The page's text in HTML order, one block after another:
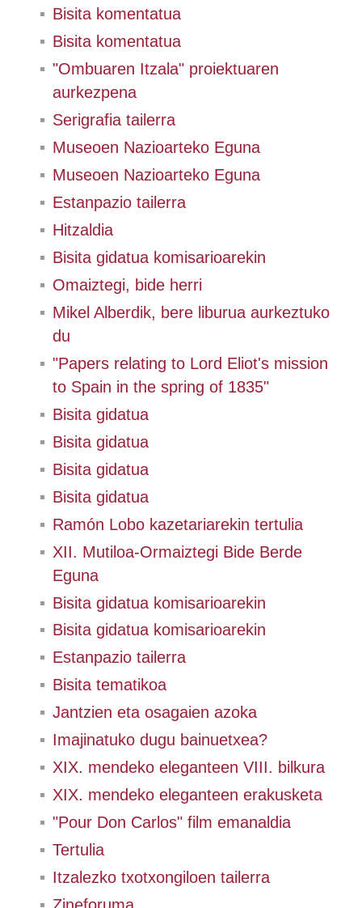
Bisita komentatua
Bisita komentatua
"Ombuaren Itzala" proiektuaren
aurkezpena
Serigrafia tailerra
Museoen Nazioarteko Eguna
Museoen Nazioarteko Eguna
Estanpazio tailerra
Hitzaldia
Bisita gidatua komisarioarekin
Omaiztegi, bide herri
Mikel Alberdik, bere liburua aurkeztuko
du
"Papers relating to Lord Eliot's mission
to Spain in the spring of 1835"
Bisita gidatua
Bisita gidatua
Bisita gidatua
Bisita gidatua
Ramón Lobo kazetariarekin tertulia
XII. Mutiloa-Ormaiztegi Bide Berde
Eguna
Bisita gidatua komisarioarekin
Bisita gidatua komisarioarekin
Estanpazio tailerra
Bisita tematikoa
Jantzien eta osagaien azoka
Imajinatuko dugu bainuetxea?
XIX. mendeko eleganteen VIII. bilkura
XIX. mendeko eleganteen erakusketa
"Pour Don Carlos" film emanaldia
Tertulia
Itzalezko txotxongiloen tailerra